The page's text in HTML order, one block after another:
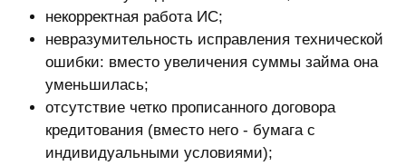
некорректная работа ИС;
невразумительность исправления технической
ошибки: вместо увеличения суммы займа она
уменьшилась;
отсутствие четко прописанного договора
кредитования (вместо него - бумага с
индивидуальными условиями);